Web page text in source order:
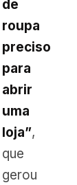
de
roupa
preciso
para
abrir
uma
loja”,
que
gerou